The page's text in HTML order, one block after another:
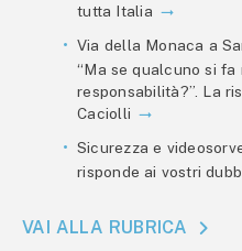
tutta Italia
Via della Monaca a
“Ma se qualcuno si fa
responsabilità?”. La
Caciolli
Sicurezza e
risponde ai vostri
VAI ALLA RUBRICA